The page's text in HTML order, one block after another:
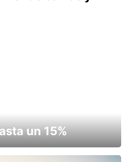
un 15%